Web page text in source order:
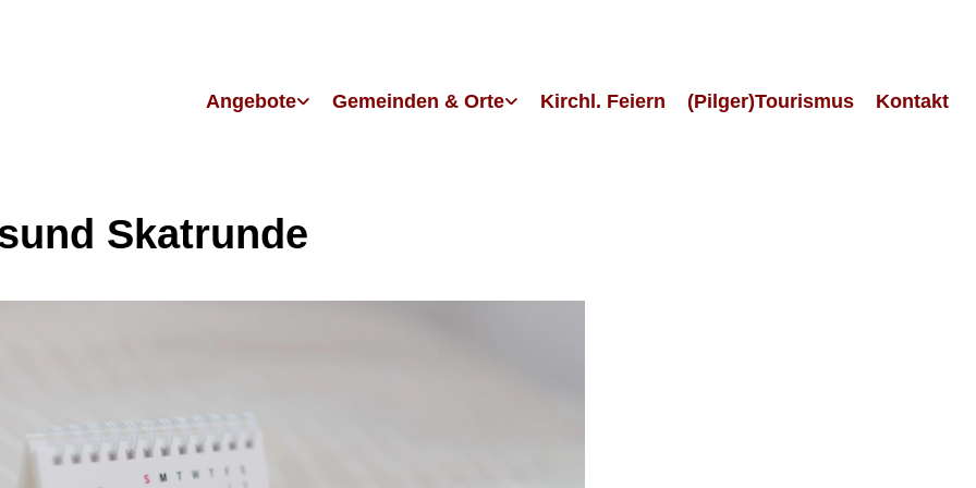
Angebote Gemeinden & Orte Kirchl. Feiern (Pilger)Tourismus Kontakt
Skatrunde